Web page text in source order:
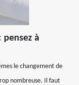
à
le changement de
nombreuse. Il faut